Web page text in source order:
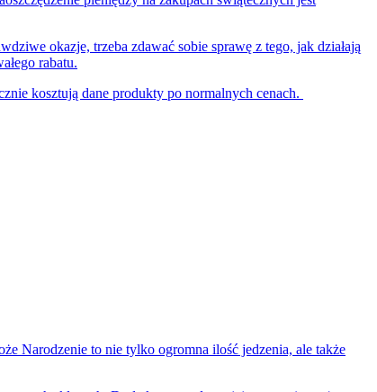
okazje, trzeba zdawać sobie sprawę z tego, jak działają
rabatu.
kosztują dane produkty po normalnych cenach.
Narodzenie to nie tylko ogromna ilość jedzenia, ale także